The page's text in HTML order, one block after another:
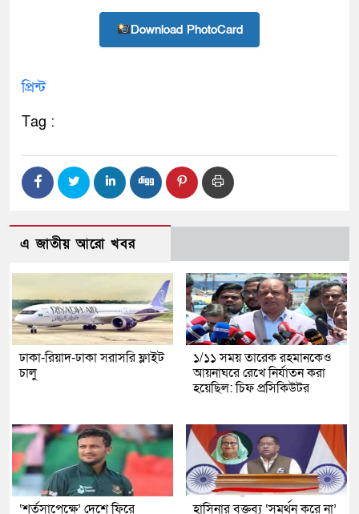
Download PhotoCard
প্রিন্ট
Tag :
এ জাতীয় আরো খবর
ঢাকা-রিয়াদ-ঢাকা সরাসরি ফ্লাইট
চালু
১/১১ সময় তারেক রহমানকেও
আয়নাঘরে রেখে নির্যাতন করা
হয়েছিল: চিফ প্রসিকিউটর
‘শর্তসাপেক্ষে’ দেশে ফিরে হাসিনার বক্তব্য ‘সমর্থন করে না’